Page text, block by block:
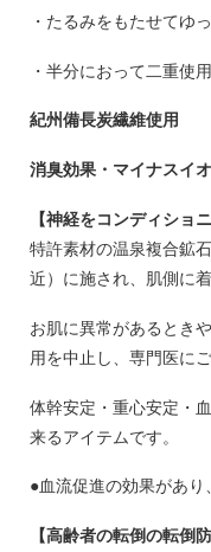
・たるみをもたせてゆ
・半分におって二重使
紀州備長炭繊維使用
消臭効果・マイナスイ
【神経をコンディショ
特許素材の温泉複合鉱
近）に施され、肌側に
お肌に異常があるとき
用を中止し、専門医に
体幹安定・重心安定・
来るアイテムです。
●血流促進の効果があ
【高齢者の転倒の転倒防